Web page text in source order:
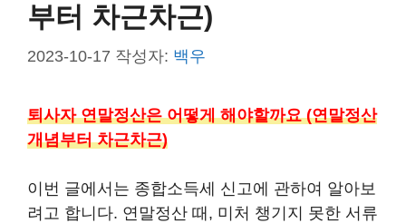
부터 차근차근)
2023-10-17 작성자: 백우
퇴사자 연말정산은 어떻게 해야할까요 (연말정산
개념부터 차근차근)
이번 글에서는 종합소득세 신고에 관하여 알아보
려고 합니다. 연말정산 때, 미처 챙기지 못한 서류